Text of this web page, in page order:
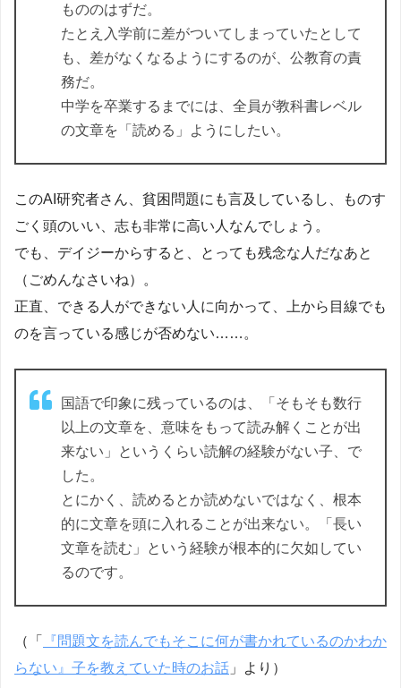
もののはずだ。
たとえ入学前に差がついてしまっていたとして
も、差がなくなるようにするのが、公教育の責
務だ。
中学を卒業するまでには、全員が教科書レベル
の文章を「読める」ようにしたい。
このAI研究者さん、貧困問題にも言及しているし、ものす
ごく頭のいい、志も非常に高い人なんでしょう。
でも、デイジーからすると、とっても残念な人だなあと
（ごめんなさいね）。
正直、できる人ができない人に向かって、上から目線でも
のを言っている感じが否めない……。
国語で印象に残っているのは、「そもそも数行
以上の文章を、意味をもって読み解くことが出
来ない」というくらい読解の経験がない子、で
した。
とにかく、読めるとか読めないではなく、根本
的に文章を頭に入れることが出来ない。「長い
文章を読む」という経験が根本的に欠如してい
るのです。
（「
『問題文を読んでもそこに何が書かれているのかわか
らない』子を教えていた時のお話 」より）